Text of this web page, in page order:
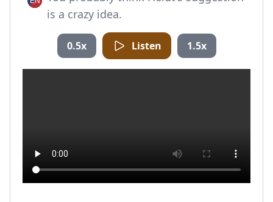
is a crazy idea.
0.5x Listen 1.5x